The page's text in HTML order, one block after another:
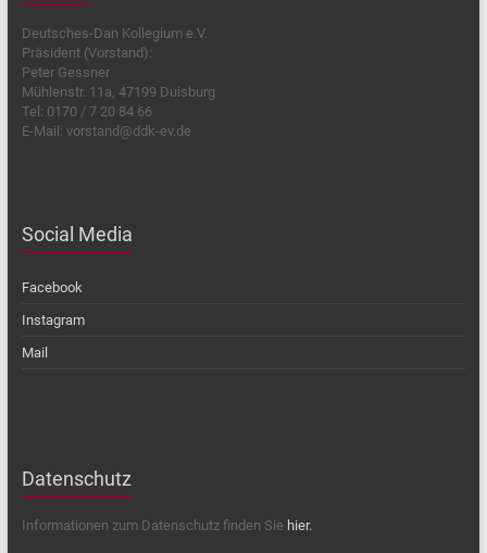
Deutsches-Dan Kollegium e.V.
Präsident (Vorstand):
Peter Gessner
Mühlenstr. 11a, 47199 Duisburg
Tel: 0170 / 7 20 84 66
E-Mail: vorstand@ddk-ev.de
Social Media
Facebook
Instagram
Mail
Datenschutz
Informationen zum Datenschutz finden Sie hier.